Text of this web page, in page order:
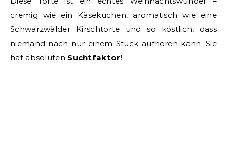
cremig wie ein Käsekuchen, aromatisch wie eine
Schwarzwälder Kirschtorte und so köstlich, dass
niemand nach nur einem Stück aufhören kann. Sie
hat absoluten Suchtfaktor!